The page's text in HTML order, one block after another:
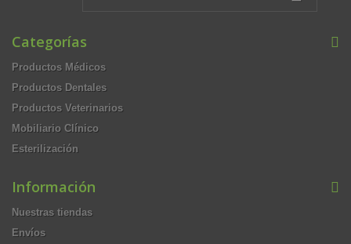
Categorías
Productos Médicos
Productos Dentales
Productos Veterinarios
Mobiliario Clínico
Esterilización
Información
Nuestras tiendas
Envíos